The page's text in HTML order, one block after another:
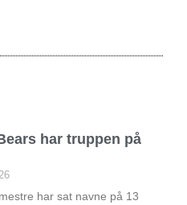
har truppen på
har sat navne på 13